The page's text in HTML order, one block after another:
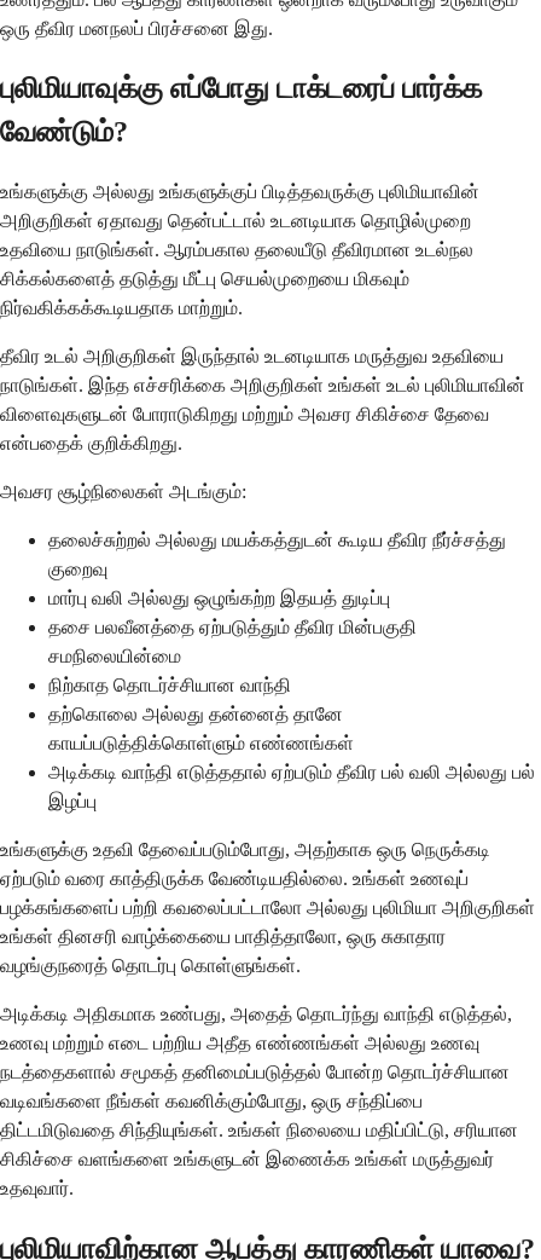
ஒரு தீவிர மனநலப் பிரச்சனை இது.
புலிமியாவுக்கு எப்போது டாக்டரைப் பார்க்க
வேண்டும்?
உங்களுக்கு அல்லது உங்களுக்குப் பிடித்தவருக்கு புலிமியாவின்
அறிகுறிகள் ஏதாவது தென்பட்டால் உடனடியாக தொழில்முறை
உதவியை நாடுங்கள். ஆரம்பகால தலையீடு தீவிரமான உடல்நல
சிக்கல்களைத் தடுத்து மீட்பு செயல்முறையை மிகவும்
நிர்வகிக்கக்கூடியதாக மாற்றும்.
தீவிர உடல் அறிகுறிகள் இருந்தால் உடனடியாக மருத்துவ உதவியை
நாடுங்கள். இந்த எச்சரிக்கை அறிகுறிகள் உங்கள் உடல் புலிமியாவின்
விளைவுகளுடன் போராடுகிறது மற்றும் அவசர சிகிச்சை தேவை
என்பதைக் குறிக்கிறது.
அவசர சூழ்நிலைகள் அடங்கும்:
தலைச்சுற்றல் அல்லது மயக்கத்துடன் கூடிய தீவிர நீர்ச்சத்து
குறைவு
மார்பு வலி அல்லது ஒழுங்கற்ற இதயத் துடிப்பு
தசை பலவீனத்தை ஏற்படுத்தும் தீவிர மின்பகுதி
சமநிலையின்மை
நிற்காத தொடர்ச்சியான வாந்தி
தற்கொலை அல்லது தன்னைத் தானே
காயப்படுத்திக்கொள்ளும் எண்ணங்கள்
அடிக்கடி வாந்தி எடுத்ததால் ஏற்படும் தீவிர பல் வலி அல்லது பல்
இழப்பு
உங்களுக்கு உதவி தேவைப்படும்போது, அதற்காக ஒரு நெருக்கடி
ஏற்படும் வரை காத்திருக்க வேண்டியதில்லை. உங்கள் உணவுப்
பழக்கங்களைப் பற்றி கவலைப்பட்டாலோ அல்லது புலிமியா அறிகுறிகள்
உங்கள் தினசரி வாழ்க்கையை பாதித்தாலோ, ஒரு சுகாதார
வழங்குநரைத் தொடர்பு கொள்ளுங்கள்.
அடிக்கடி அதிகமாக உண்பது, அதைத் தொடர்ந்து வாந்தி எடுத்தல்,
உணவு மற்றும் எடை பற்றிய அதீத எண்ணங்கள் அல்லது உணவு
நடத்தைகளால் சமூகத் தனிமைப்படுத்தல் போன்ற தொடர்ச்சியான
வடிவங்களை நீங்கள் கவனிக்கும்போது, ஒரு சந்திப்பை
திட்டமிடுவதை சிந்தியுங்கள். உங்கள் நிலையை மதிப்பிட்டு, சரியான
சிகிச்சை வளங்களை உங்களுடன் இணைக்க உங்கள் மருத்துவர்
உதவுவார்.
புலிமியாவிற்கான ஆபத்து காரணிகள் யாவை?